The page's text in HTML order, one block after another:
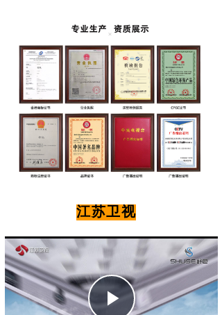
INDUSTRY CASE
行业案例Play
江苏卫视